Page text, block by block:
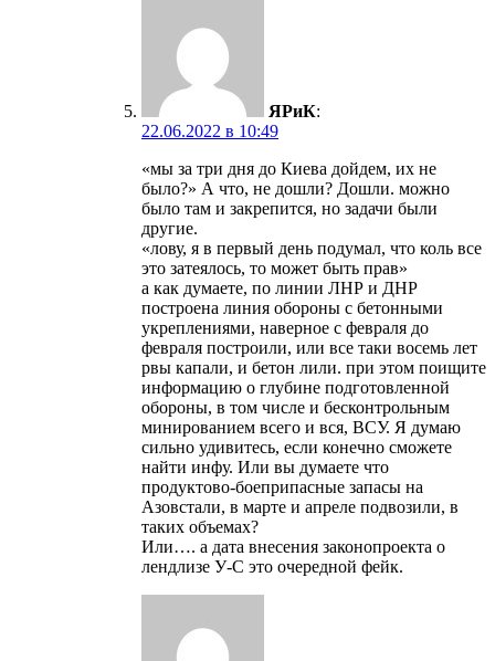
ЯРиК:
22.06.2022 в 10:49
«мы за три дня до Киева дойдем, их не
было?» А что, не дошли? Дошли. можно
было там и закрепится, но задачи были
другие.
«лову, я в первый день подумал, что коль все
это затеялось, то может быть прав»
а как думаете, по линии ЛНР и ДНР
построена линия обороны с бетонными
укреплениями, наверное с февраля до
февраля построили, или все таки восемь лет
рвы капали, и бетон лили. при этом поищите
информацию о глубине подготовленной
обороны, в том числе и бесконтрольным
минированием всего и вся, ВСУ. Я думаю
сильно удивитесь, если конечно сможете
найти инфу. Или вы думаете что
продуктово-боеприпасные запасы на
Азовстали, в марте и апреле подвозили, в
таких объемах?
Или…. а дата внесения законопроекта о
лендлизе У-С это очередной фейк.